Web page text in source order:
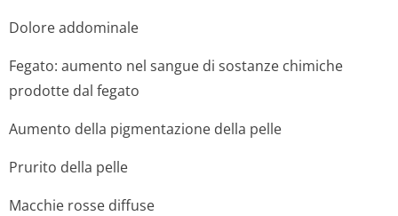
Dolore addominale
Fegato: aumento nel sangue di sostanze chimiche
prodotte dal fegato
Aumento della pigmentazione della pelle
Prurito della pelle
Macchie rosse diffuse